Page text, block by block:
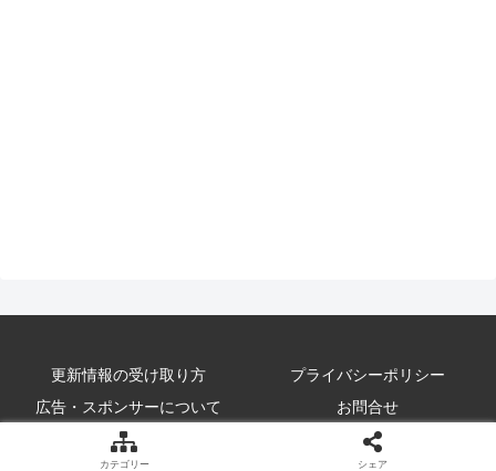
更新情報の受け取り方
プライバシーポリシー
広告・スポンサーについて
お問合せ
カテゴリー シェア